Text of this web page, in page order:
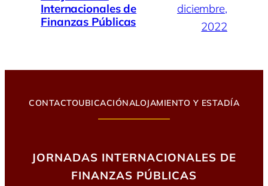
Internacionales de
Finanzas Públicas
diciembre,
2022
CONTACTOUBICACIÓNALOJAMIENTO Y ESTADÍA
JORNADAS INTERNACIONALES DE
FINANZAS PÚBLICAS